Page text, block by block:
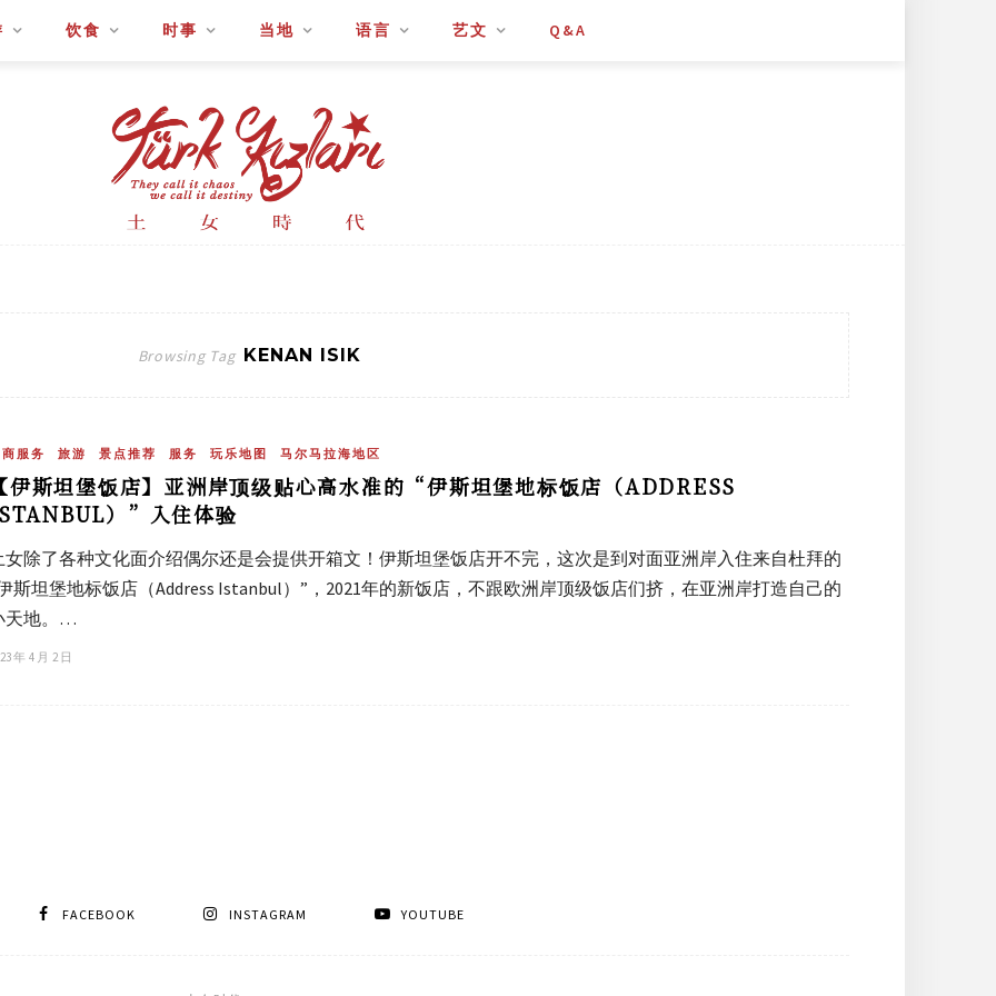
饮食 时事 当地 语言 艺文 Q&A
Browsing Tag KENAN ISIK
服务 旅游 景点推荐 服务 玩乐地图 马尔马拉海地区
伊斯坦堡饭店】亚洲岸顶级贴心高水准的“伊斯坦堡地标饭店（ADDRESS
）”入住体验
女除了各种文化面介绍偶尔还是会提供开箱文！伊斯坦堡饭店开不完，这次是到对面亚洲岸入住来自杜拜的
斯坦堡地标饭店（Address Istanbul）”，2021年的新饭店，不跟欧洲岸顶级饭店们挤，在亚洲岸打造自己的
天地。…
年 4 月 2 日
FACEBOOK INSTAGRAM YOUTUBE